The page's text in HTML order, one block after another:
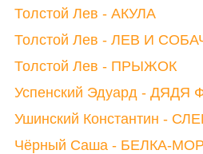
Толстой Лев - АКУЛА
Толстой Лев - ЛЕВ И
Толстой Лев - ПРЫЖОК
Успенский Эдуард -
Ушинский Константин -
Чёрный Саша - БЕЛКА-